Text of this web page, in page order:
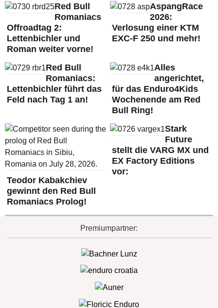
Red Bull
Romaniacs
Offroadtag 2:
Lettenbichler und
Roman weiter vorne!
AspangRace
2026:
Verlosung einer KTM
EXC-F 250 und mehr!
Red Bull
Romaniacs:
Lettenbichler führt das
Feld nach Tag 1 an!
Alles
angerichtet,
für das Enduro4Kids
Wochenende am Red
Bull Ring!
Teodor Kabakchiev
gewinnt den Red Bull
Romaniacs Prolog!
Stark
Future
stellt die VARG MX und
EX Factory Editions
vor:
Premiumpartner: